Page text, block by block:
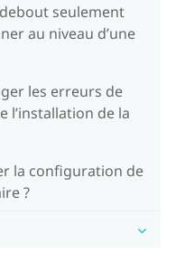
seulement
au niveau d’une
les erreurs de
l’installation de la
la configuration de
?